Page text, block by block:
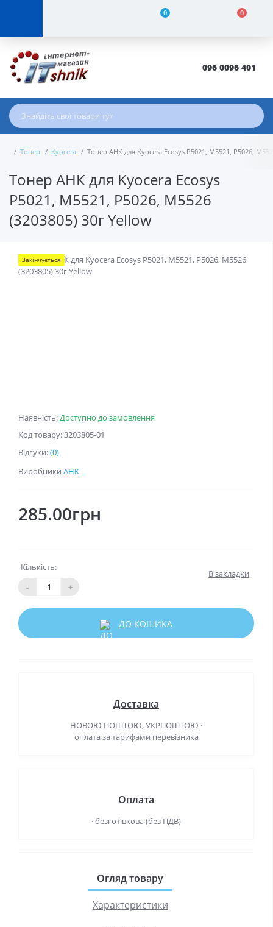
0 0
096 0096 401
Тонер Kyocera Тонер АНК для Kyocera Ecosys P5021, M5521, P5026,
Тонер АНК для Kyocera Ecosys
P5021, M5521, P5026, M5526
(3203805) 30г Yellow
Наявність:Доступно до замовлення
Код товару: 3203805-01
Відгуки:(0)
Виробники АНК
Закінчується
285.00грн
Кількість:
-
+
В закладки
ДО КОШИКА
Доставка
НОВОЮ ПОШТОЮ, УКРПОШТОЮ ·
оплата за тарифами перевізника
Оплата
· безготівкова (без ПДВ)
Огляд товару
Характеристики